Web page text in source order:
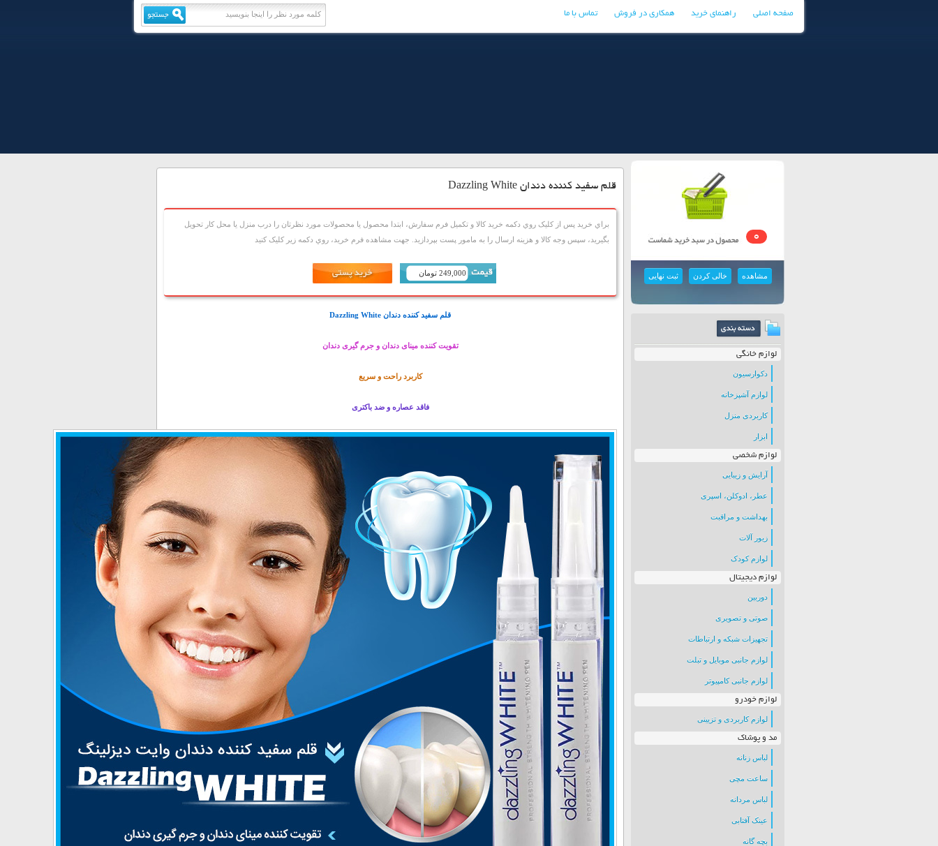
صفحه اصلی راهنمای خرید همکاری در فروش تماس با ما
0
مشاهده خالی کردن ثبت نهایی
لوازم خانگی
دکوارسیون
لوازم آشپزخانه
کاربردی منزل
ابزار
لوازم شخصی
آرایش و زیبایی
عطر، ادوکلن، اسپری
بهداشت و مراقبت
زیور آلات
لوازم کودک
لوازم دیجیتال
دوربین
صوتی و تصویری
تجهیزات شبکه و ارتباطات
لوازم جانبی موبایل و تبلت
لوازم جانبی کامپیوتر
لوازم خودرو
لوازم کاربردی و تزیینی
مد و پوشاک
لباس زنانه
ساعت مچی
لباس مردانه
عینک آفتابی
بچه گانه
قلم سفید کننده دندان Dazzling White
براي خريد پس از کليک روي دکمه خريد کالا و تکميل فرم سفارش، ابتدا محصول يا محصولات مورد نظرتان را درب منزل يا محل کار تحويل
بگيريد، سپس وجه کالا و هزينه ارسال را به مامور پست بپردازيد. جهت مشاهده فرم خريد، روي دکمه زير کليک کنيد
249,000 تومان
قلم سفید کننده دندان Dazzling White
تقویت کننده مینای دندان و جرم گیری دندان
کاربرد راحت و سریع
فاقد عصاره و ضد باکتری